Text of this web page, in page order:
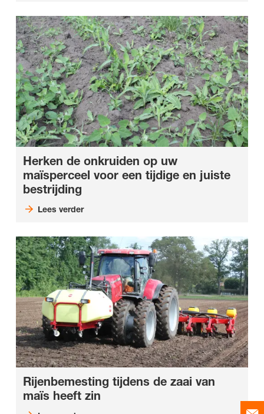
Herken de onkruiden op uw
maïsperceel voor een tijdige en juiste
bestrijding
Lees verder
Rijenbemesting tijdens de zaai van
maïs heeft zin